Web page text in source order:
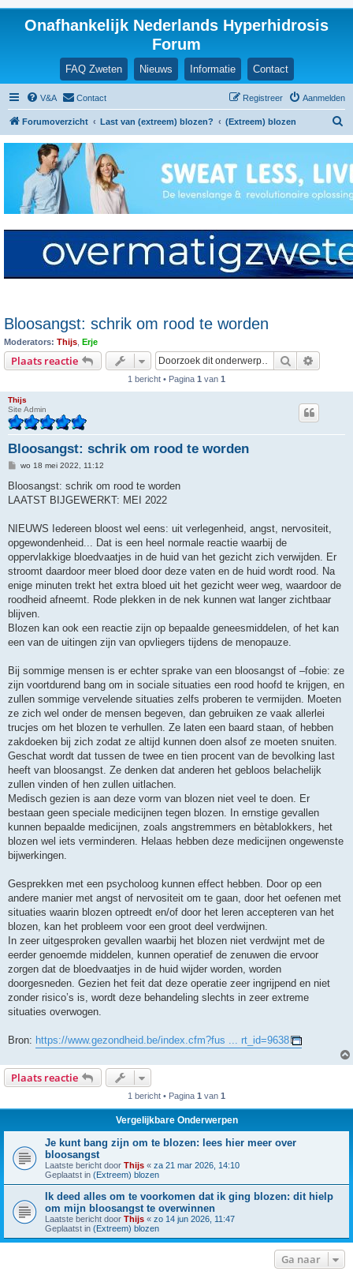
Onafhankelijk Nederlands Hyperhidrosis
Forum
FAQ Zweten Nieuws Informatie Contact
V&A Contact Aanmelden
Registreer
Forumoverzicht Last van (extreem) blozen? (Extreem) blozen
k
Bloosangst: schrik om rood te worden
Moderators: Thijs Erje
Plaats reactie Zoek
1 bericht • Pagina 1 van 1
Thijs
Site Admin
Bloosangst: schrik om rood te worden
B
r
c
wo 18 mei 2022, 11:12
Bloosangst: schrik om rood te worden
LAATST BIJGEWERKT: MEI 2022
NIEUWS Iedereen bloost wel eens: uit verlegenheid, angst, nervositeit,
opgewondenheid... Dat is een heel normale reactie waarbij de
oppervlakkige bloedvaatjes in de huid van het gezicht zich verwijden. Er
stroomt daardoor meer bloed door deze vaten en de huid wordt rood. Na
enige minuten trekt het extra bloed uit het gezicht weer weg, waardoor de
roodheid afneemt. Rode plekken in de nek kunnen wat langer zichtbaar
blijven.
Blozen kan ook een reactie zijn op bepaalde geneesmiddelen, of het kan
een van de uitingen zijn van opvliegers tijdens de menopauze.
Bij sommige mensen is er echter sprake van een bloosangst of –fobie: ze
zijn voortdurend bang om in sociale situaties een rood hoofd te krijgen, en
zullen sommige vervelende situaties zelfs proberen te vermijden. Moeten
ze zich wel onder de mensen begeven, dan gebruiken ze vaak allerlei
trucjes om het blozen te verhullen. Ze laten een baard staan, of hebben
zakdoeken bij zich zodat ze altijd kunnen doen alsof ze moeten snuiten.
Geschat wordt dat tussen de twee en tien procent van de bevolking last
heeft van bloosangst. Ze denken dat anderen het gebloos belachelijk
zullen vinden of hen zullen uitlachen.
Medisch gezien is aan deze vorm van blozen niet veel te doen. Er
bestaan geen speciale medicijnen tegen blozen. In ernstige gevallen
kunnen bepaalde medicijnen, zoals angstremmers en bètablokkers, het
blozen wel iets verminderen. Helaas hebben deze medicijnen ongewenste
bijwerkingen.
Gesprekken met een psycholoog kunnen effect hebben. Door op een
andere manier met angst of nervositeit om te gaan, door het oefenen met
situaties waarin blozen optreedt en/of door het leren accepteren van het
blozen, kan het probleem voor een groot deel verdwijnen.
In zeer uitgesproken gevallen waarbij het blozen niet verdwijnt met de
eerder genoemde middelen, kunnen operatief de zenuwen die ervoor
zorgen dat de bloedvaatjes in de huid wijder worden, worden
doorgesneden. Gezien het feit dat deze operatie zeer ingrijpend en niet
zonder risico’s is, wordt deze behandeling slechts in zeer extreme
situaties overwogen.
Bron: https://www.gezondheid.be/index.cfm?fus ... rt_id=9638
Plaats reactie
1 bericht • Pagina 1 van 1
Vergelijkbare Onderwerpen
Je kunt bang zijn om te blozen: lees hier meer over
bloosangst
Laatste bericht door Thijs « za 21 mar 2026, 14:10
Geplaatst in (Extreem) blozen
Ik deed alles om te voorkomen dat ik ging blozen: dit hielp
om mijn bloosangst te overwinnen
Laatste bericht door Thijs « zo 14 jun 2026, 11:47
Geplaatst in (Extreem) blozen
Ga naar